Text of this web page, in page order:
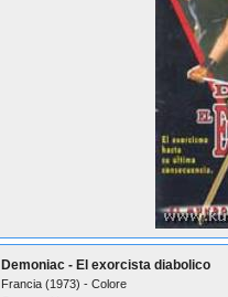
Demoniac - El exorcista diabolico
Francia (1973) - Colore